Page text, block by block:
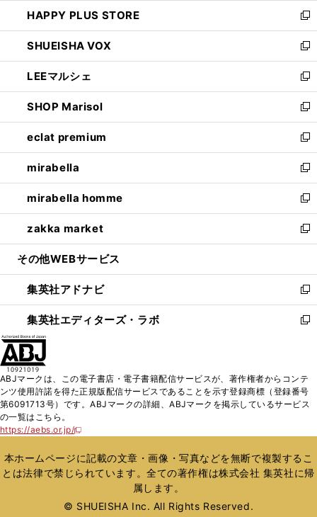
ド
ウ
で
開
く
ィ
ン
ド
ウ
で
開
く
し
い
ウ
ィ
ン
ド
ウ
で
開
く
HAPPY PLUS STORE
新
し
い
ウ
ィ
ン
ド
ウ
で
開
く
SHUEISHA VOX
新
し
い
ウ
ィ
ン
ド
ウ
で
開
く
LEEマルシェ
新
し
い
ウ
ィ
ン
ド
ウ
で
開
く
SHOP Marisol
新
し
い
ウ
ィ
ン
ド
ウ
で
開
eclat premium
新
し
い
ウ
ィ
ン
ド
ウ
開
く
mirabella
新
し
い
ウ
ィ
ン
ウ
で
開
く
mirabella homme
新
し
い
ウ
ン
ド
ウ
で
zakka market
新
し
ウ
ィ
ン
ド
く
その他WEBサービス
集英社アドナビ
新
し
い
ド
ウ
で
集英社エディターズ・ラボ
新
ィ
ン
ド
開
く
ABJマークは、この電子書店・電子書籍配信サービスが、著作権者からコンテ
ンツ使用許諾を得た正規版配信サービスであることを示す登録商標（登録番号
第6091713号）です。ABJマークの詳細、ABJマークを掲示しているサービス
の一覧はこちら。
https://aebs.or.jp/
新
い
ウ
ィ
ウ
本ホームページに記載の文章・画像・写真などを無断で複製するこ
とは法律で禁じられています。全ての著作権は株式会社 集英社に帰
属します。
© SHUEISHA Inc. All Rights Reserved.